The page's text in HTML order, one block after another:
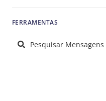
FERRAMENTAS
Pesquisar Mensagens